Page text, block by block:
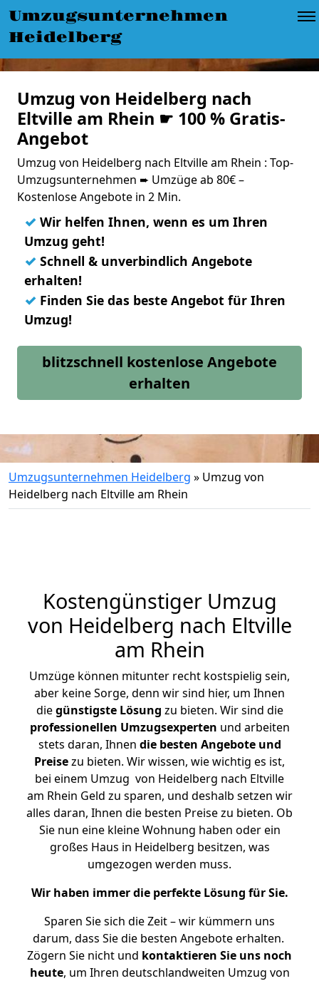
Umzugsunternehmen
Heidelberg
Umzug von Heidelberg nach
Eltville am Rhein ☛ 100 % Gratis-
Angebot
Umzug von Heidelberg nach Eltville am Rhein : Top-
Umzugsunternehmen ➨ Umzüge ab 80€ –
Kostenlose Angebote in 2 Min.
✓ Wir helfen Ihnen, wenn es um Ihren
Umzug geht!
✓ Schnell & unverbindlich Angebote
erhalten!
✓ Finden Sie das beste Angebot für Ihren
Umzug!
blitzschnell kostenlose Angebote
erhalten
Umzugsunternehmen Heidelberg » Umzug von
Heidelberg nach Eltville am Rhein
Kostengünstiger Umzug
von Heidelberg nach Eltville
am Rhein
Umzüge können mitunter recht kostspielig sein,
aber keine Sorge, denn wir sind hier, um Ihnen
diegünstigste Lösung zu bieten. Wir sind die
professionellen Umzugsexperten und arbeiten
stets daran, Ihnen die besten Angebote und
Preisezu bieten. Wir wissen, wie wichtig es ist,
bei einem Umzug von Heidelberg nach Eltville
am Rhein Geld zu sparen, und deshalb setzen wir
alles daran, Ihnen die besten Preise zu bieten. Ob
Sie nun eine kleine Wohnung haben oder ein
großes Haus in Heidelberg besitzen, was
umgezogen werden muss.
Wir haben immer die perfekte Lösung für Sie.
Sparen Sie sich die Zeit – wir kümmern uns
darum, dass Sie die besten Angebote erhalten.
Zögern Sie nicht und kontaktieren Sie uns noch
heute, um Ihren deutschlandweiten Umzug von